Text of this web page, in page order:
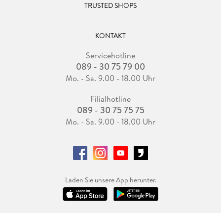
TRUSTED SHOPS
KONTAKT
Servicehotline
089 - 30 75 79 00
Mo. - Sa. 9.00 - 18.00 Uhr
Filialhotline
089 - 30 75 75 75
Mo. - Sa. 9.00 - 18.00 Uhr
Laden Sie unsere App herunter.